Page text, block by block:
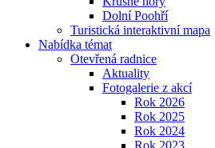
Dolní Poohří
Turistická interaktivní mapa
Nabídka témat
Otevřená radnice
Aktuality
Fotogalerie z akcí
Rok 2026
Rok 2025
Rok 2024
Rok 2023